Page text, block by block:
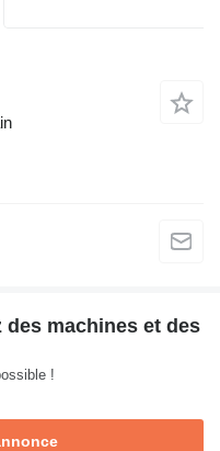
des machines et des
!